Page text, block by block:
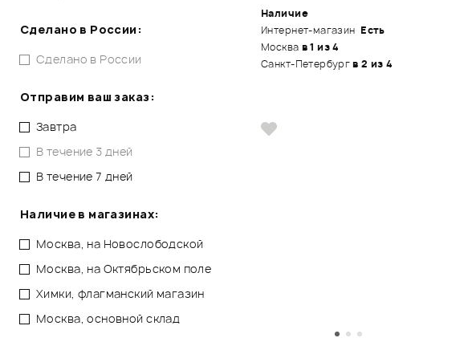
Сделано в России:
Сделано в России
Отправим ваш заказ:
Завтра
В течение 3 дней
В течение 7 дней
Наличие в магазинах:
Москва, на Новослободской
Москва, на Октябрьском поле
Химки, флагманский магазин
Москва, основной склад
Наличие
Интернет-магазин Есть
Москва в 1 из 4
Санкт-Петербургв 2 из 4